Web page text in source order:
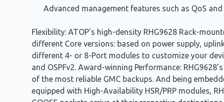
Advanced management features such as QoS and
Flexibility: ATOP’s high-density RHG9628 Rack-
different Core versions: based on power supply,
different 4- or 8-Port modules to customize your
and OSPFv2. Award-winning Performance:
of the most reliable GMC backups. And being
equipped with High-Availability HSR/PRP modules,